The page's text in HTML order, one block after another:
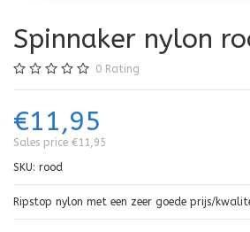
Spinnaker nylon
0 Rating
€11,95
Sales price €11,95
SKU: rood
Ripstop nylon met een zeer goede prijs/